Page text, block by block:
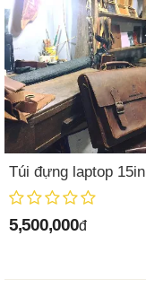
Túi đựng laptop 15in
5,500,000đ